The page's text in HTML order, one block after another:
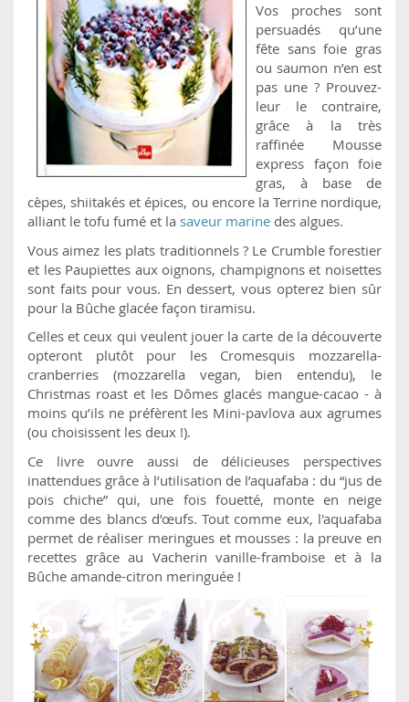
Vos proches sont
persuadés qu’une
fête sans foie gras
ou saumon n’en est
pas une ? Prouvez-
leur le contraire,
grâce à la très
raffinée Mousse
express façon foie
gras, à base de
cèpes, shiitakés et épices, ou encore la Terrine nordique,
alliant le tofu fumé et la saveur marine des algues.
Vous aimez les plats traditionnels ? Le Crumble forestier
et les Paupiettes aux oignons, champignons et noisettes
sont faits pour vous. En dessert, vous opterez bien sûr
pour la Bûche glacée façon tiramisu.
Celles et ceux qui veulent jouer la carte de la découverte
opteront plutôt pour les Cromesquis mozzarella-
cranberries (mozzarella vegan, bien entendu), le
Christmas roast et les Dômes glacés mangue-cacao - à
moins qu’ils ne préfèrent les Mini-pavlova aux agrumes
(ou choisissent les deux !).
Ce livre ouvre aussi de délicieuses perspectives
inattendues grâce à l’utilisation de l’aquafaba : du “jus de
pois chiche” qui, une fois fouetté, monte en neige
comme des blancs d’œufs. Tout comme eux, l'aquafaba
permet de réaliser meringues et mousses : la preuve en
recettes grâce au Vacherin vanille-framboise et à la
Bûche amande-citron meringuée !